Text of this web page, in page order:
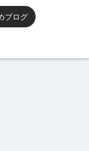
ブログ